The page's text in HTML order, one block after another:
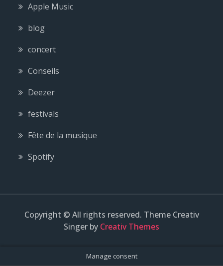
Apple Music
blog
concert
Conseils
Deezer
festivals
Fête de la musique
Spotify
Copyright © All rights reserved. Theme Creativ
Singer by Creativ Themes
Manage consent